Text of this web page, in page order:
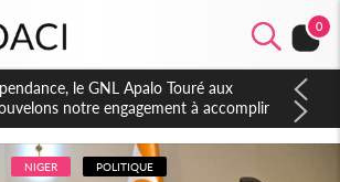
0
de réforme constitutionnelle en
des amendements, un exclu d'avance
NIGER POLITIQUE